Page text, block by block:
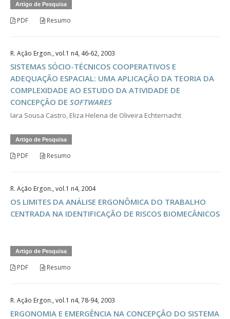
Artigo de Pesquisa
PDF Resumo
R. Ação Ergon., vol.1 n4, 46-62, 2003
SISTEMAS SÓCIO-TÉCNICOS COOPERATIVOS E
ADEQUAÇÃO ESPACIAL: UMA APLICAÇÃO DA TEORIA DA
COMPLEXIDADE AO ESTUDO DA ATIVIDADE DE
CONCEPÇÃO DE SOFTWARES
Iara Sousa Castro, Eliza Helena de Oliveira Echternacht
Artigo de Pesquisa
PDF Resumo
R. Ação Ergon., vol.1 n4, 2004
OS LIMITES DA ANÁLISE ERGONÔMICA DO TRABALHO
CENTRADA NA IDENTIFICAÇÃO DE RISCOS BIOMECÂNICOS
Artigo de Pesquisa
PDF Resumo
R. Ação Ergon., vol.1 n4, 78-94, 2003
ERGONOMIA E EMERGÊNCIA NA CONCEPÇÃO DO SISTEMA